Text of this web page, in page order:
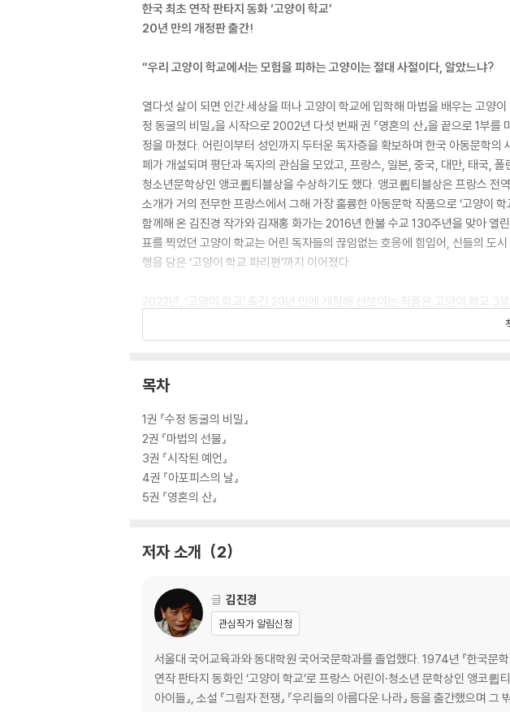
한국 최초 연작 판타지 동화 ‘고양이 학교’
20년 만의 개정판 출간!
“우리 고양이 학교에서는 모험을 피하는 고양이는 절대 사절이다, 알았느냐?
열다섯 살이 되면 인간 세상을 떠나 고양이 학교에 입학해 마법을 배우는 고양
정 동굴의 비밀』을 시작으로 2002년 다섯 번째 권 『영혼의 산』을 끝으로 1
정을 마쳤다. 어린이부터 성인까지 두터운 독자층을 확보하며 한국 아동문학의
페가 개설되며 평단과 독자의 관심을 모았고, 프랑스, 일본, 중국, 대만, 태국,
청소년문학상인 앵코륍티블상을 수상하기도 했다. 앵코륍티블상은 프랑스
소개가 거의 전무한 프랑스에서 그해 가장 훌륭한 아동문학 작품으로 ‘고양이
함께해 온 김진경 작가와 김재홍 화가는 2016년 한불 수교 130주년을 맞아 열
표를 찍었던 고양이 학교는 어린 독자들의 끊임없는 호응에 힘입어, 신들의 도
행을 담은 ‘고양이 학교 파리편’까지 이어졌다.
2022년, ‘고양이 학교’ 출간 20년 만에 개정해 선보이는 작품은 고양이 학교 3
아이들이 손에 쥐기 편한 크기로 바꾸었다. 20년 전 ‘고양이 학교’를 읽은 첫
펼쳐지는 신화와 환상의 세계가 그물망처럼 펼쳐져 독자를 사로잡는다는 것이
목차
1권 『수정 동굴의 비밀』
2권 『마법의 선물』
3권 『시작된 예언』
4권 『아포피스의 날』
5권 『영혼의 산』
저자 소개 2
글 김진경
관심작가 알림신청
서울대 국어교육과와 동대학원 국어국문학과를 졸업했다. 1974년 『한국문
연작 판타지 동화인 ‘고양이 학교’로 프랑스 어린이·청소년 문학상인 앵코륍티블상을 받았다. 시집 『갈문리의 아이들』 『슬픔의 힘』, 동화 『목
아이들』, 소설 『그림자 전쟁』 『우리들의 아름다운 나라』 등을 출간했으며